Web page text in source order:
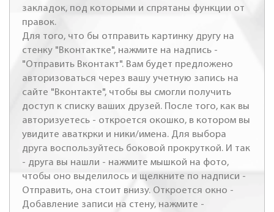
закладок, под которыми и спрятаны функции от
правок.
Для того, что бы отправить картинку другу на
стенку "Вконтактке", нажмите на надпись -
"Отправить Вконтакт". Вам будет предложено
авторизоваться через вашу учетную запись на
сайте "Вконтакте", чтобы вы смогли получить
доступ к списку ваших друзей. После того, как вы
авторизуетесь - откроется окошко, в котором вы
увидите аваткрки и ники/имена. Для выбора
друга воспользуйтесь боковой прокруткой. И так
- друга вы нашли - нажмите мышкой на фото,
чтобы оно выделилось и щелкните по надписи -
Отправить, она стоит внизу. Откроется окно -
Добавление записи на стену, нажмите -